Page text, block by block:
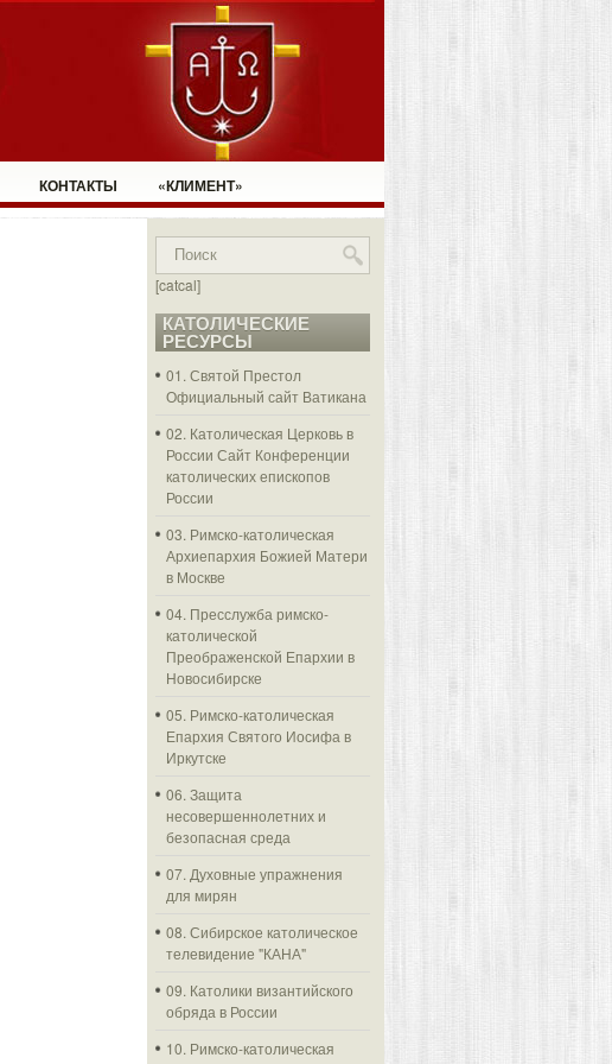
КОНТАКТЫ «КЛИМЕНТ»
[catcal]
КАТОЛИЧЕСКИЕ
РЕСУРСЫ
01. Святой Престол
Официальный сайт Ватикана
02. Католическая Церковь в
России Сайт Конференции
католических епископов
России
03. Римско-католическая
Архиепархия Божией Матери
в Москве
04. Пресслужба римско-
католической
Преображенской Епархии в
Новосибирске
05. Римско-католическая
Епархия Святого Иосифа в
Иркутске
06. Защита
несовершеннолетних и
безопасная среда
07. Духовные упражнения
для мирян
08. Сибирское католическое
телевидение "КАНА"
09. Католики византийского
обряда в России
10. Римско-католическая